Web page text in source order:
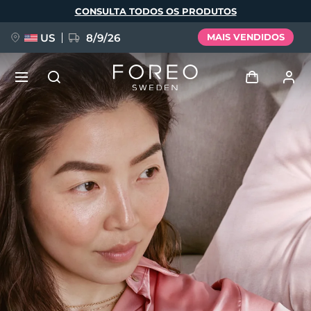
principal
CONSULTA TODOS OS PRODUTOS
US 8/9/26 MAIS VENDIDOS
Entrar
Perfil de usuário
Meus aparelhos
Meus pedidos
Meus endereços
As minhas subscrições
NOVIDADE
FAQ™ Pure Beauty-Tech Elixir
BREAKING NEWS
issa™ Teeth Whitening Set
Idioma
English Deutsch
Español
Français
Italiano
Português
Polski
Svenska
Русский
Türkçe
简体中文 繁體中文